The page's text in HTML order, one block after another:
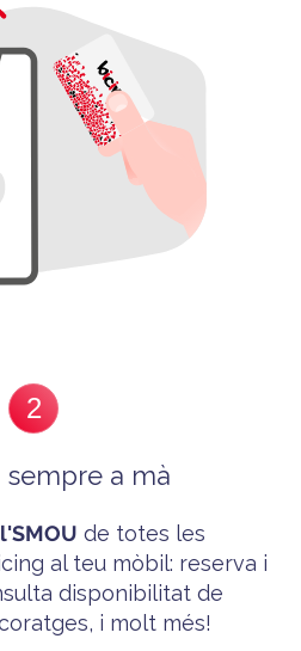
2
sempre a mà
l'SMOU de totes les
al teu mòbil: reserva i
disponibilitat de
i molt més!